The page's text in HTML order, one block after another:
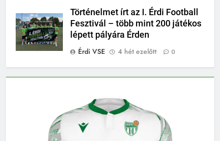
Történelmet írt az I. Érdi Football
Fesztivál – több mint 200 játékos
lépett pályára Érden
Érdi VSE
4 hét ezelőtt 0